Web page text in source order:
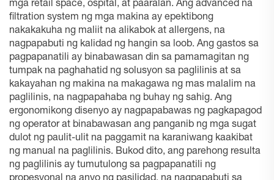
mga retail space, ospital, at paaralan. Ang advanced na
filtration system ng mga makina ay epektibong
nakakakuha ng maliit na alikabok at allergens, na
nagpapabuti ng kalidad ng hangin sa loob. Ang gastos sa
pagpapanatili ay binabawasan din sa pamamagitan ng
tumpak na paghahatid ng solusyon sa paglilinis at sa
kakayahan ng makina na makagawa ng mas malalim na
paglilinis, na nagpapahaba ng buhay ng sahig. Ang
ergonomikong disenyo ay nagpapabawas ng pagkapagod
ng operator at binabawasan ang panganib ng mga sugat
dulot ng paulit-ulit na paggamit na karaniwang kaakibat
ng manual na paglilinis. Bukod dito, ang parehong resulta
ng paglilinis ay tumutulong sa pagpapanatili ng